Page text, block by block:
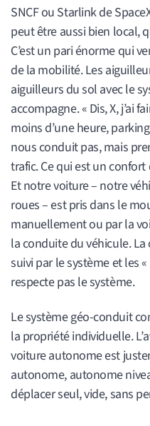
SNCF ou Starlink de
peut être aussi bien local,
C’est un pari énorme qui
de la mobilité. Les
aiguilleurs du sol avec le
accompagne. « Dis, X, j’ai
moins d’une heure,
nous conduit pas, mais
trafic. Ce qui est un
Et notre voiture – notre
roues – est pris dans le
manuellement ou par la
la conduite du véhicule.
suivi par le système et les
respecte pas le système.
Le système géo-conduit
la propriété individuelle.
voiture autonome est
autonome, autonome
déplacer seul, vide, sans